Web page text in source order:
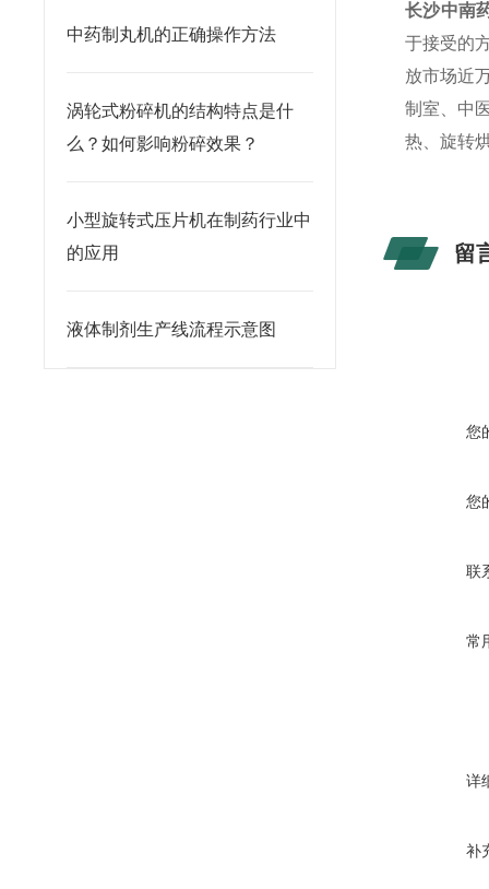
中药制丸机的正确操作方法
涡轮式粉碎机的结构特点是什
么？如何影响粉碎效果？
小型旋转式压片机在制药行业中
的应用
液体制剂生产线流程示意图
长沙中南
于接受的
放市场近
制室、中
热、旋转
留
您
您
联
常
详
补